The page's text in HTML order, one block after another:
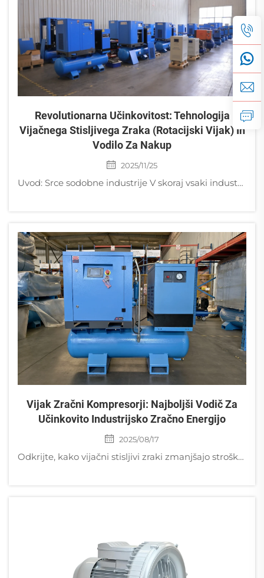
Revolutionarna Učinkovitost: Tehnologija
Vijačnega Stisljivega Zraka (rotacijski Vijak) In
Vodilo Za Nakup
2025/11/25
Uvod: Srce sodobne industrije V skoraj vsaki industrijski panogi – vključno s proizvodnjo, avtomobilsko industrijo, tekstilno industrijo, elektroniko in predelavo hrane – se stisnjeni zrak šteje za »četrto komunalno storitev«, ki sledi elektriki in...
Vijak Zračni Kompresorji: Najboljši Vodič Za
Učinkovito Industrijsko Zračno Energijo
2025/08/17
Odkrijte, kako vijačni stisljivi zraki zmanjšajo stroške energije za 30 %, delujejo tiho in se integrirajo z IoT-om za pametnejše industrijske procese. Pridobite svoje brezplačno vodilo za pregled učinkovitosti že danes.